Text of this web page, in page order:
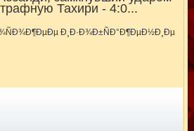
Тахири - 4:0...